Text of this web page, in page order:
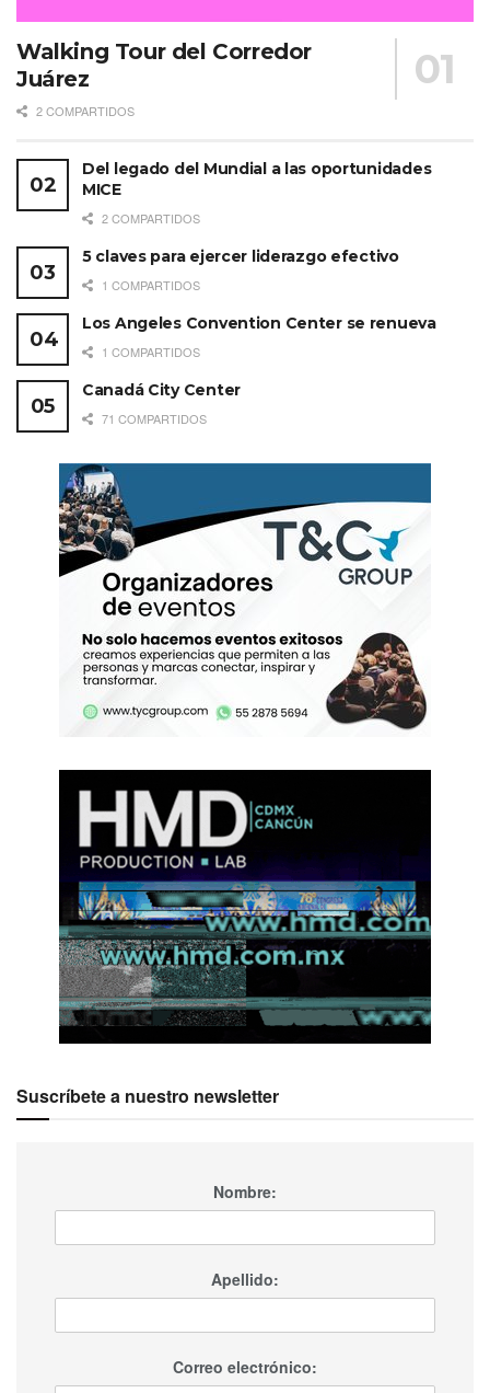
Consulta el Código de Integridad, Ética y Transparencia
de Empresas de Insumos para la Salud
Walking Tour del Corredor
Juárez
2 COMPARTIDOS
Del legado del Mundial a las oportunidades
MICE
2 COMPARTIDOS
5 claves para ejercer liderazgo efectivo
1 COMPARTIDOS
Los Angeles Convention Center se renueva
1 COMPARTIDOS
Canadá City Center
71 COMPARTIDOS
Suscríbete a nuestro newsletter
Nombre:
Apellido:
Correo electrónico: